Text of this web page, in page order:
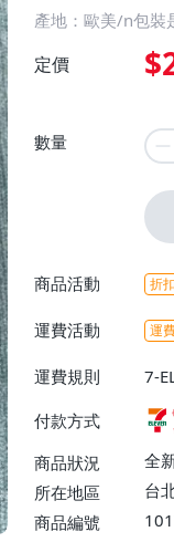
產地：歐美/n包裝
定價
數量
商品活動 折
運費活動 運
運費規則
7-
或
付款方式
商品狀況
全
所在地區
台
商品編號